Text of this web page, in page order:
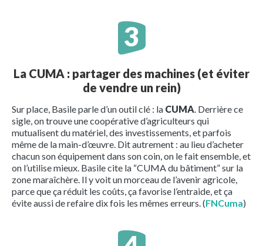
La CUMA : partager des machines (et éviter
de vendre un rein)
Sur place, Basile parle d’un outil clé : la CUMA . Derrière ce
sigle, on trouve une coopérative d’agriculteurs qui
mutualisent du matériel, des investissements, et parfois
même de la main-d’œuvre. Dit autrement : au lieu d’acheter
chacun son équipement dans son coin, on le fait ensemble, et
on l’utilise mieux. Basile cite la “CUMA du bâtiment” sur la
zone maraîchère. Il y voit un morceau de l’avenir agricole,
parce que ça réduit les coûts, ça favorise l’entraide, et ça
évite aussi de refaire dix fois les mêmes erreurs. (FNCuma)